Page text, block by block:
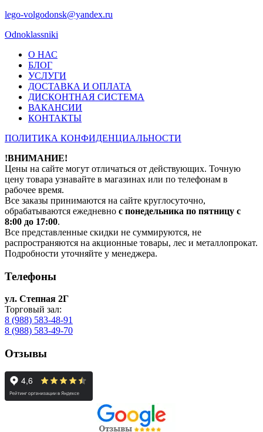
lego-volgodonsk@yandex.ru
Odnoklassniki
О НАС
БЛОГ
УСЛУГИ
ДОСТАВКА И ОПЛАТА
ДИСКОНТНАЯ СИСТЕМА
ВАКАНСИИ
КОНТАКТЫ
ПОЛИТИКА КОНФИДЕНЦИАЛЬНОСТИ
!ВНИМАНИЕ!
Цены на сайте могут отличаться от действующих. Точную
цену товара узнавайте в магазинах или по телефонам в
рабочее время.
Все заказы принимаются на сайте круглосуточно,
обрабатываются ежедневно с понедельника по пятницу с
8:00 до 17:00.
Все представленные скидки не суммируются, не
распространяются на акционные товары, лес и металлопрокат.
Подробности уточняйте у менеджера.
Телефоны
ул. Степная 2Г
Торговый зал:
8 (988) 583-48-91
8 (988) 583-49-70
Отзывы